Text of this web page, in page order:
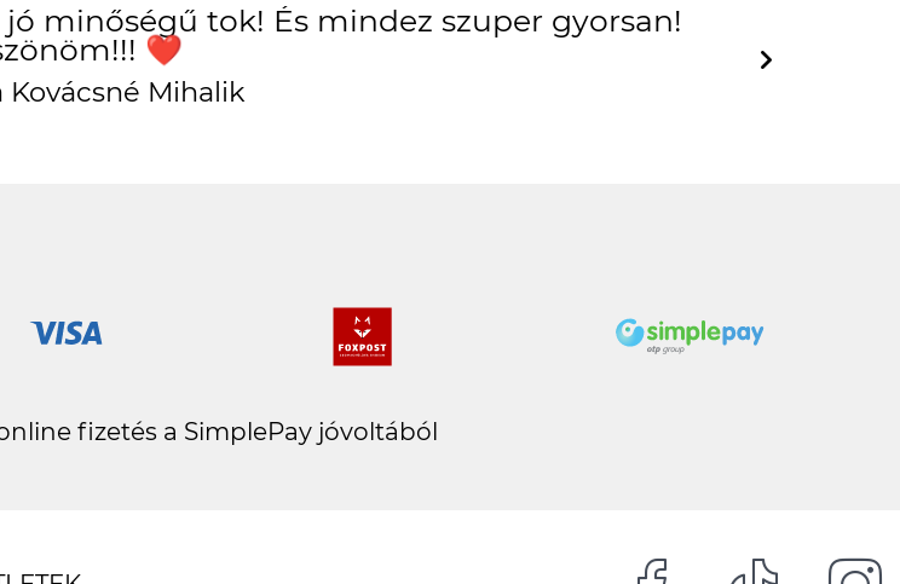
jó minőségű tok! És mindez szuper gyorsan!
❤️
Kovácsné Mihalik
fizetés a SimplePay jóvoltából